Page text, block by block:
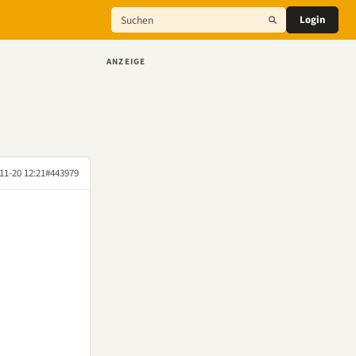
Login
20 12:21#443979
ANZEIGE